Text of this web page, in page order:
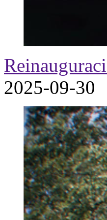
2025-09-30